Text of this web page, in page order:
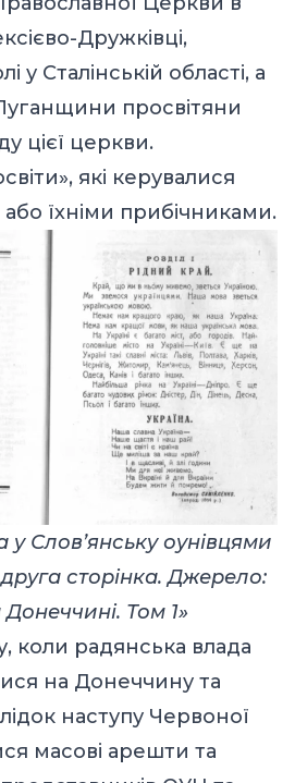
Дружківці,
у Сталінській області, а
просвітяни
цієї церкви.
які керувалися
їхніми прибічниками.
Слов’янську оунівцями
друга сторінка. Джерело:
Том 1»
коли радянська влада
на Донеччину та
наступу Червоної
масові арешти та